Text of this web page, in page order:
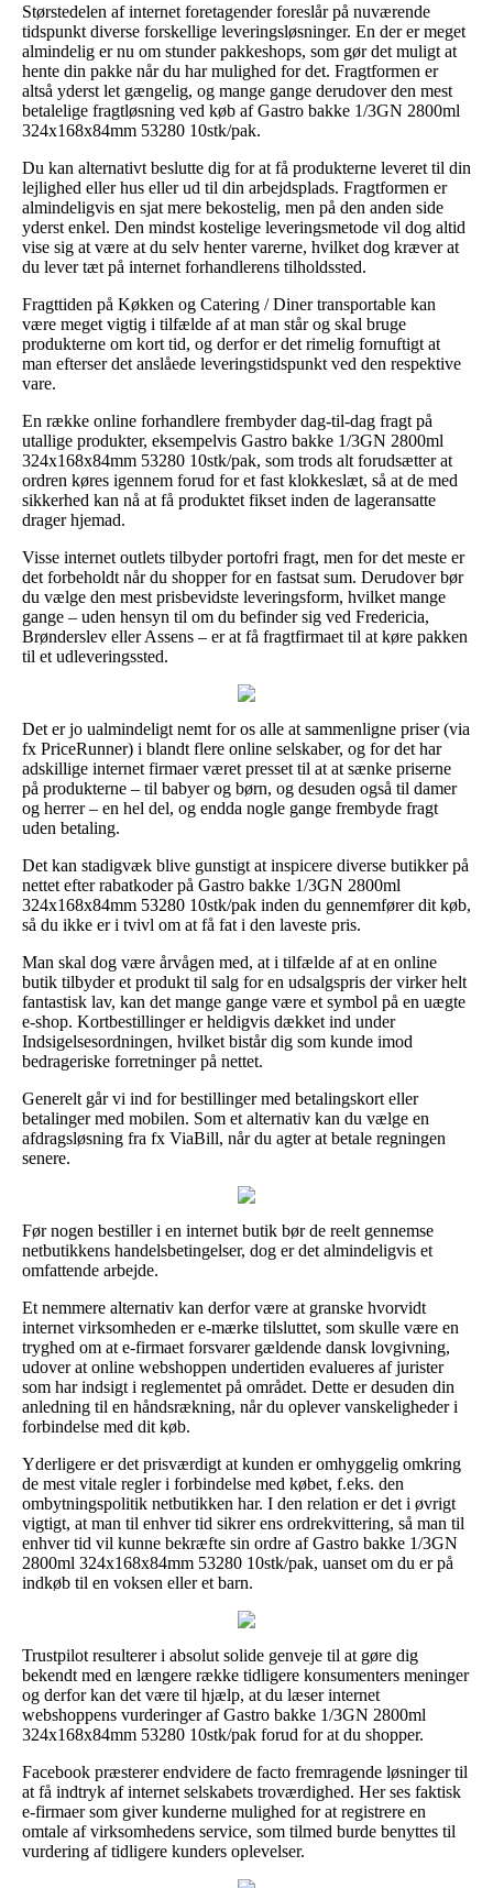
Størstedelen af internet foretagender foreslår på nuværende
tidspunkt diverse forskellige leveringsløsninger. En der er meget
almindelig er nu om stunder pakkeshops, som gør det muligt at
hente din pakke når du har mulighed for det. Fragtformen er
altså yderst let gængelig, og mange gange derudover den mest
betalelige fragtløsning ved køb af Gastro bakke 1/3GN 2800ml
324x168x84mm 53280 10stk/pak.
Du kan alternativt beslutte dig for at få produkterne leveret til din
lejlighed eller hus eller ud til din arbejdsplads. Fragtformen er
almindeligvis en sjat mere bekostelig, men på den anden side
yderst enkel. Den mindst kostelige leveringsmetode vil dog altid
vise sig at være at du selv henter varerne, hvilket dog kræver at
du lever tæt på internet forhandlerens tilholdssted.
Fragttiden på Køkken og Catering / Diner transportable kan
være meget vigtig i tilfælde af at man står og skal bruge
produkterne om kort tid, og derfor er det rimelig fornuftigt at
man efterser det anslåede leveringstidspunkt ved den respektive
vare.
En række online forhandlere frembyder dag-til-dag fragt på
utallige produkter, eksempelvis Gastro bakke 1/3GN 2800ml
324x168x84mm 53280 10stk/pak, som trods alt forudsætter at
ordren køres igennem forud for et fast klokkeslæt, så at de med
sikkerhed kan nå at få produktet fikset inden de lageransatte
drager hjemad.
Visse internet outlets tilbyder portofri fragt, men for det meste er
det forbeholdt når du shopper for en fastsat sum. Derudover bør
du vælge den mest prisbevidste leveringsform, hvilket mange
gange – uden hensyn til om du befinder sig ved Fredericia,
Brønderslev eller Assens – er at få fragtfirmaet til at køre pakken
til et udleveringssted.
Det er jo ualmindeligt nemt for os alle at sammenligne priser (via
fx PriceRunner) i blandt flere online selskaber, og for det har
adskillige internet firmaer været presset til at at sænke priserne
på produkterne – til babyer og børn, og desuden også til damer
og herrer – en hel del, og endda nogle gange frembyde fragt
uden betaling.
Det kan stadigvæk blive gunstigt at inspicere diverse butikker på
nettet efter rabatkoder på Gastro bakke 1/3GN 2800ml
324x168x84mm 53280 10stk/pak inden du gennemfører dit køb,
så du ikke er i tvivl om at få fat i den laveste pris.
Man skal dog være årvågen med, at i tilfælde af at en online
butik tilbyder et produkt til salg for en udsalgspris der virker helt
fantastisk lav, kan det mange gange være et symbol på en uægte
e-shop. Kortbestillinger er heldigvis dækket ind under
Indsigelsesordningen, hvilket bistår dig som kunde imod
bedrageriske forretninger på nettet.
Generelt går vi ind for bestillinger med betalingskort eller
betalinger med mobilen. Som et alternativ kan du vælge en
afdragsløsning fra fx ViaBill, når du agter at betale regningen
senere.
Før nogen bestiller i en internet butik bør de reelt gennemse
netbutikkens handelsbetingelser, dog er det almindeligvis et
omfattende arbejde.
Et nemmere alternativ kan derfor være at granske hvorvidt
internet virksomheden er e-mærke tilsluttet, som skulle være en
tryghed om at e-firmaet forsvarer gældende dansk lovgivning,
udover at online webshoppen undertiden evalueres af jurister
som har indsigt i reglementet på området. Dette er desuden din
anledning til en håndsrækning, når du oplever vanskeligheder i
forbindelse med dit køb.
Yderligere er det prisværdigt at kunden er omhyggelig omkring
de mest vitale regler i forbindelse med købet, f.eks. den
ombytningspolitik netbutikken har. I den relation er det i øvrigt
vigtigt, at man til enhver tid sikrer ens ordrekvittering, så man til
enhver tid vil kunne bekræfte sin ordre af Gastro bakke 1/3GN
2800ml 324x168x84mm 53280 10stk/pak, uanset om du er på
indkøb til en voksen eller et barn.
Trustpilot resulterer i absolut solide genveje til at gøre dig
bekendt med en længere række tidligere konsumenters meninger
og derfor kan det være til hjælp, at du læser internet
webshoppens vurderinger af Gastro bakke 1/3GN 2800ml
324x168x84mm 53280 10stk/pak forud for at du shopper.
Facebook præsterer endvidere de facto fremragende løsninger til
at få indtryk af internet selskabets troværdighed. Her ses faktisk
e-firmaer som giver kunderne mulighed for at registrere en
omtale af virksomhedens service, som tilmed burde benyttes til
vurdering af tidligere kunders oplevelser.